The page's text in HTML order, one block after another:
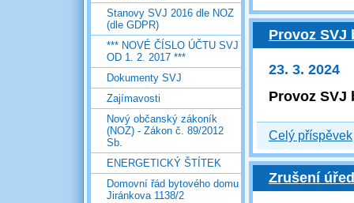
Stanovy SVJ 2016 dle NOZ
(dle GDPR)
*** NOVÉ ČÍSLO ÚČTU SVJ
OD 1. 2. 2017 ***
Dokumenty SVJ
Zajímavosti
Nový občanský zákoník
(NOZ) - Zákon č. 89/2012
Sb.
ENERGETICKÝ ŠTÍTEK
Domovní řád bytového domu
Jiránkova 1138/2
Provoz SVJ
23. 3. 2024
Provoz SVJ
Celý příspěvek
Zrušení